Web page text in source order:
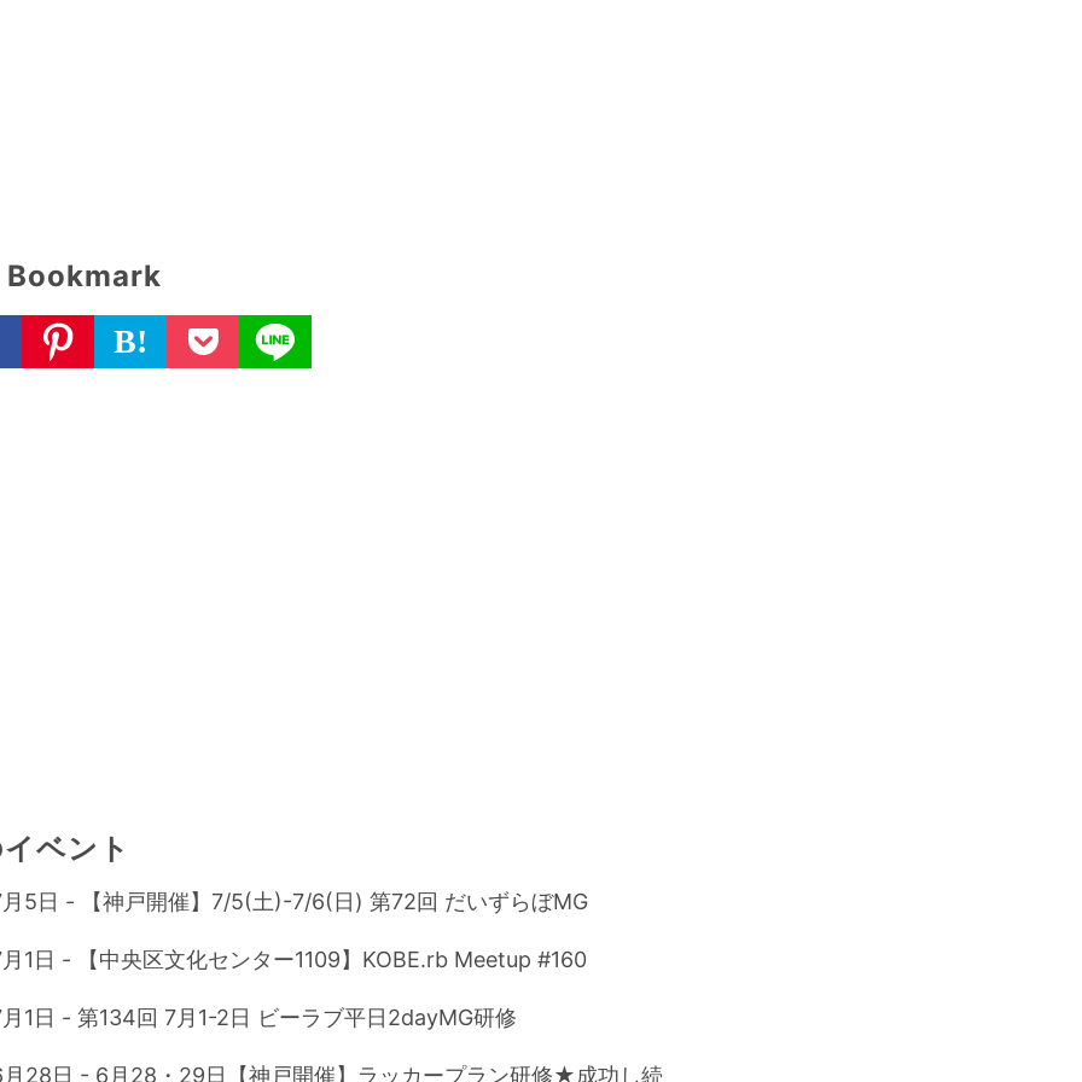
Bookmark
B!
ベント
5日 - 【神戸開催】7/5(土)-7/6(日) 第72回 だいずらぼMG
1日 - 【中央区文化センター1109】KOBE.rb Meetup #160
1日 - 第134回 7月1-2日 ビーラブ平日2dayMG研修
28日 - 6月28・29日【神戸開催】ラッカープラン研修★成功し続